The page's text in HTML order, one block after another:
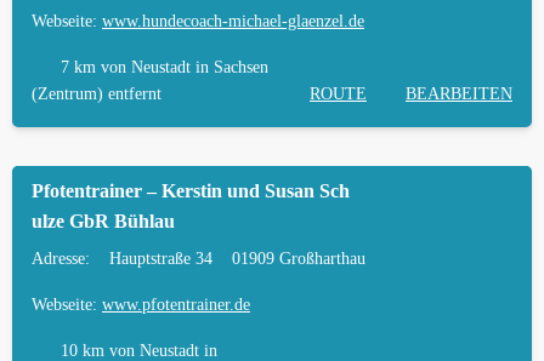
FREILAUF
HÄUFIGE FRAGEN ZUR HUNDESCHULE IN
NEUSTADT IN SACHSEN
NEUSTADT IN SACHSEN
Webseite: www.hundecoach-michael-glaenzel.de
7 km von Neustadt in Sachsen
(Zentrum) entfernt
ROUTE BEARBEITEN
Pfotentrainer – Kerstin und Susan Sch
ulze GbR Bühlau
Adresse: Hauptstraße 34 01909 Großharthau
Webseite: www.pfotentrainer.de
10 km von Neustadt in